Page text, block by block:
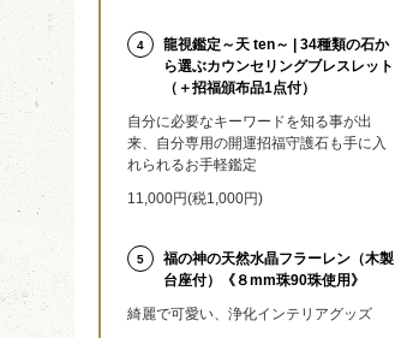
4
龍視鑑定～天 ten～ | 34種類の石か
ら選ぶカウンセリングブレスレット
（＋招福頒布品1点付）
自分に必要なキーワードを知る事が出
来、自分専用の開運招福守護石も手に入
れられるお手軽鑑定
11,000円(税1,000円)
5
福の神の天然水晶フラーレン（木製
台座付）《８mm珠90珠使用》
綺麗で可愛い、浄化インテリアグッズ